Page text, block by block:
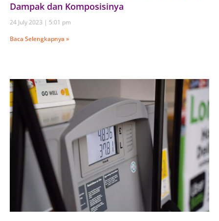
Dampak dan Komposisinya
24 July 2023
5:01 pm
Baca Selengkapnya »